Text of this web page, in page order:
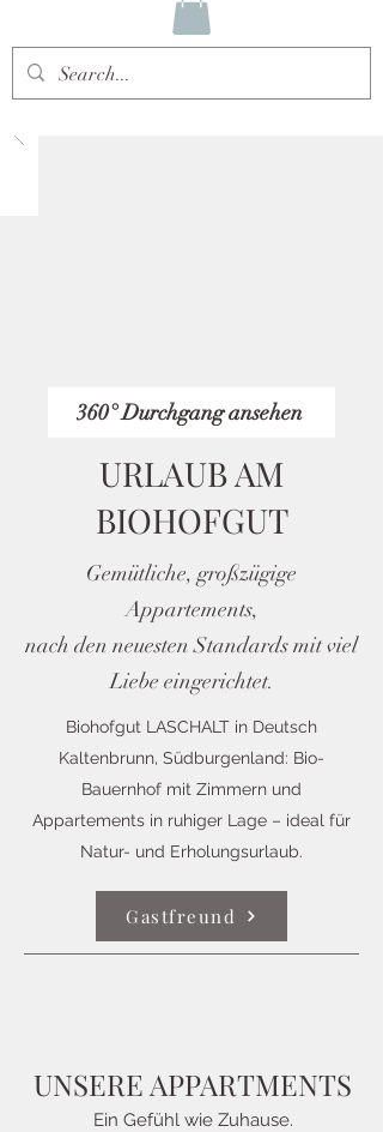
360° Durchgang ansehen
URLAUB AM
BIOHOFGUT
Gemütliche, großzügige
Appartements,
nach den neuesten Standards mit viel
Liebe eingerichtet.
Biohofgut LASCHALT in Deutsch
Kaltenbrunn, Südburgenland: Bio-
Bauernhof mit Zimmern und
Appartements in ruhiger Lage – ideal für
Natur- und Erholungsurlaub.
Gastfreund
UNSERE APPARTMENTS
Ein Gefühl wie Zuhause.